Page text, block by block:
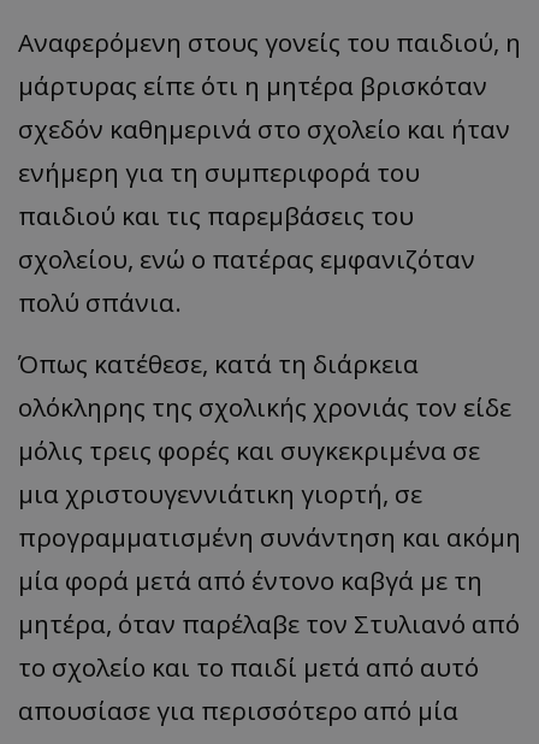
Αναφερόμενη στους γονείς του παιδιού, η
μάρτυρας είπε ότι η μητέρα βρισκόταν
σχεδόν καθημερινά στο σχολείο και ήταν
ενήμερη για τη συμπεριφορά του
παιδιού και τις παρεμβάσεις του
σχολείου, ενώ ο πατέρας εμφανιζόταν
πολύ σπάνια.
Όπως κατέθεσε, κατά τη διάρκεια
ολόκληρης της σχολικής χρονιάς τον είδε
μόλις τρεις φορές και συγκεκριμένα σε
μια χριστουγεννιάτικη γιορτή, σε
προγραμματισμένη συνάντηση και ακόμη
μία φορά μετά από έντονο καβγά με τη
μητέρα, όταν παρέλαβε τον Στυλιανό από
το σχολείο και το παιδί μετά από αυτό
απουσίασε για περισσότερο από μία